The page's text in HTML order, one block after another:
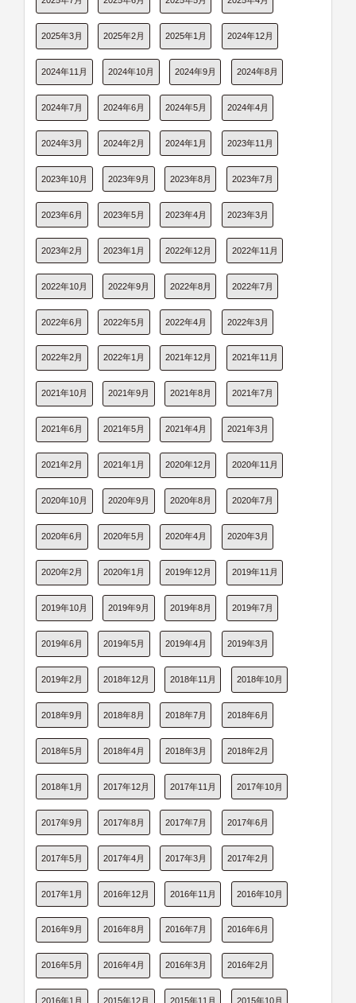
2025年3月 2025年2月 2025年1月 2024年12月
2024年11月 2024年10月 2024年9月 2024年8月
2024年7月 2024年6月 2024年5月 2024年4月
2024年3月 2024年2月 2024年1月 2023年11月
2023年10月 2023年9月 2023年8月 2023年7月
2023年6月 2023年5月 2023年4月 2023年3月
2023年2月 2023年1月 2022年12月 2022年11月
2022年10月 2022年9月 2022年8月 2022年7月
2022年6月 2022年5月 2022年4月 2022年3月
2022年2月 2022年1月 2021年12月 2021年11月
2021年10月 2021年9月 2021年8月 2021年7月
2021年6月 2021年5月 2021年4月 2021年3月
2021年2月 2021年1月 2020年12月 2020年11月
2020年10月 2020年9月 2020年8月 2020年7月
2020年6月 2020年5月 2020年4月 2020年3月
2020年2月 2020年1月 2019年12月 2019年11月
2019年10月 2019年9月 2019年8月 2019年7月
2019年6月 2019年5月 2019年4月 2019年3月
2019年2月 2018年12月 2018年11月 2018年10月
2018年9月 2018年8月 2018年7月 2018年6月
2018年5月 2018年4月 2018年3月 2018年2月
2018年1月 2017年12月 2017年11月 2017年10月
2017年9月 2017年8月 2017年7月 2017年6月
2017年5月 2017年4月 2017年3月 2017年2月
2017年1月 2016年12月 2016年11月 2016年10月
2016年9月 2016年8月 2016年7月 2016年6月
2016年5月 2016年4月 2016年3月 2016年2月
2016年1月 2015年12月 2015年11月 2015年10月